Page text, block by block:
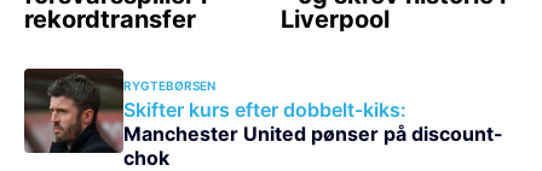
RYGTEBØRSEN
Skifter kurs efter dobbelt-kiks:
Manchester United pønser på discount-
chok